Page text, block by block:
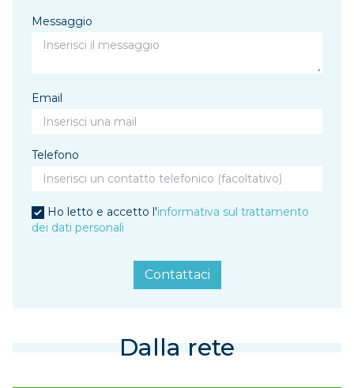
Messaggio
Email
Telefono
Ho letto e accetto l'informativa sul trattamento
dei dati personali
Contattaci
Dalla rete